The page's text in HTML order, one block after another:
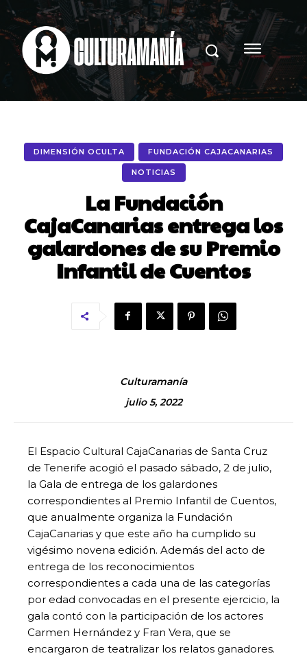
DIMENSIÓN OCULTA FUNDACIÓN CAJACANARIAS
NOTICIAS
La Fundación
CajaCanarias entrega los
galardones de su Premio
Infantil de Cuentos
Culturamanía
julio 5, 2022
El Espacio Cultural CajaCanarias de Santa Cruz
de Tenerife acogió el pasado sábado, 2 de julio,
la Gala de entrega de los galardones
correspondientes al Premio Infantil de Cuentos,
que anualmente organiza la Fundación
CajaCanarias y que este año ha cumplido su
vigésimo novena edición. Además del acto de
entrega de los reconocimientos
correspondientes a cada una de las categorías
por edad convocadas en el presente ejercicio, la
gala contó con la participación de los actores
Carmen Hernández y Fran Vera, que se
encargaron de teatralizar los relatos ganadores.